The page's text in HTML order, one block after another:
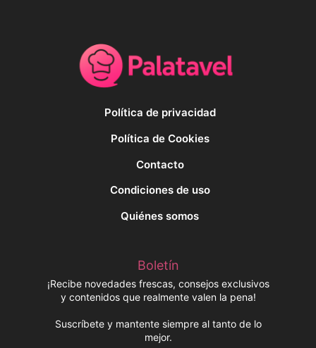
Política de privacidad
Política de Cookies
Contacto
Condiciones de uso
Quiénes somos
Boletín
¡Recibe novedades frescas, consejos exclusivos
y contenidos que realmente valen la pena!
Suscríbete y mantente siempre al tanto de lo
mejor.